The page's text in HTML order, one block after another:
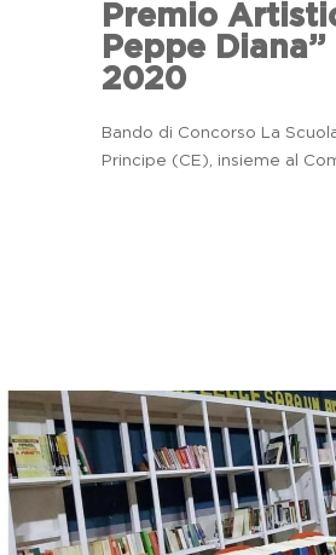
Premio
Peppe
2020
Bando di Concorso La
Principe (CE), insieme al